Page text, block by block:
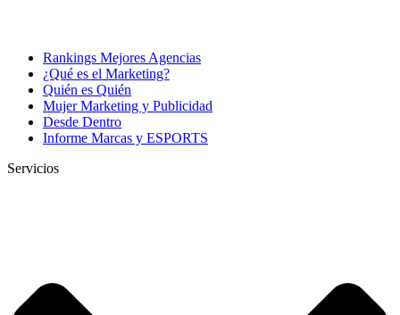
Rankings Mejores Agencias
¿Qué es el Marketing?
Quién es Quién
Mujer Marketing y Publicidad
Desde Dentro
Informe Marcas y ESPORTS
Servicios